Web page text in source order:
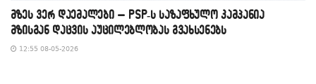
მზეს ვერ დაემალები – PSP-ს საზაფხულო კამპანია
მზისგან დაცვის აუცილებლობას გვახსენებს
12:55 08-05-2026